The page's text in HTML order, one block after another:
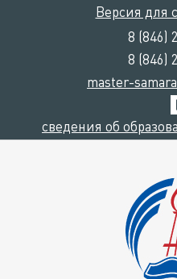
Версия для
8 (846)
8 (846)
master-
сведения об